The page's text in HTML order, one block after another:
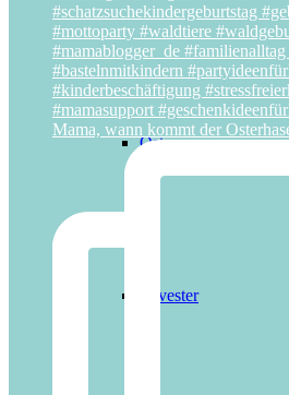
Ostern
Silvester
Mama, wann kommt der